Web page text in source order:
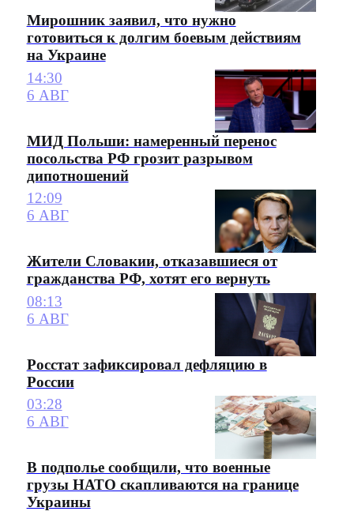
Мирошник заявил, что нужно
готовиться к долгим боевым действиям
на Украине
14:30
6 АВГ
МИД Польши: намеренный перенос
посольства РФ грозит разрывом
дипотношений
12:09
6 АВГ
Жители Словакии, отказавшиеся от
гражданства РФ, хотят его вернуть
08:13
6 АВГ
Росстат зафиксировал дефляцию в
России
03:28
6 АВГ
В подполье сообщили, что военные
грузы НАТО скапливаются на границе
Украины